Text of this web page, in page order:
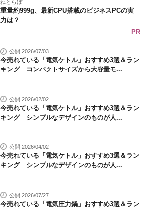
ねとらぼ
重量約999g、最新CPU搭載のビジネスPCの実
力は？
PR
公開 2026/07/03
今売れている「電気ケトル」おすすめ3選＆ラン
キング コンパクトサイズから大容量モ...
公開 2026/02/02
今売れている「電気ケトル」おすすめ3選＆ラン
キング シンプルなデザインのものが人...
公開 2026/04/02
今売れている「電気ケトル」おすすめ3選＆ラン
キング シンプルなデザインのものが人...
公開 2026/07/27
今売れている「電気圧力鍋」おすすめ3選＆ラン